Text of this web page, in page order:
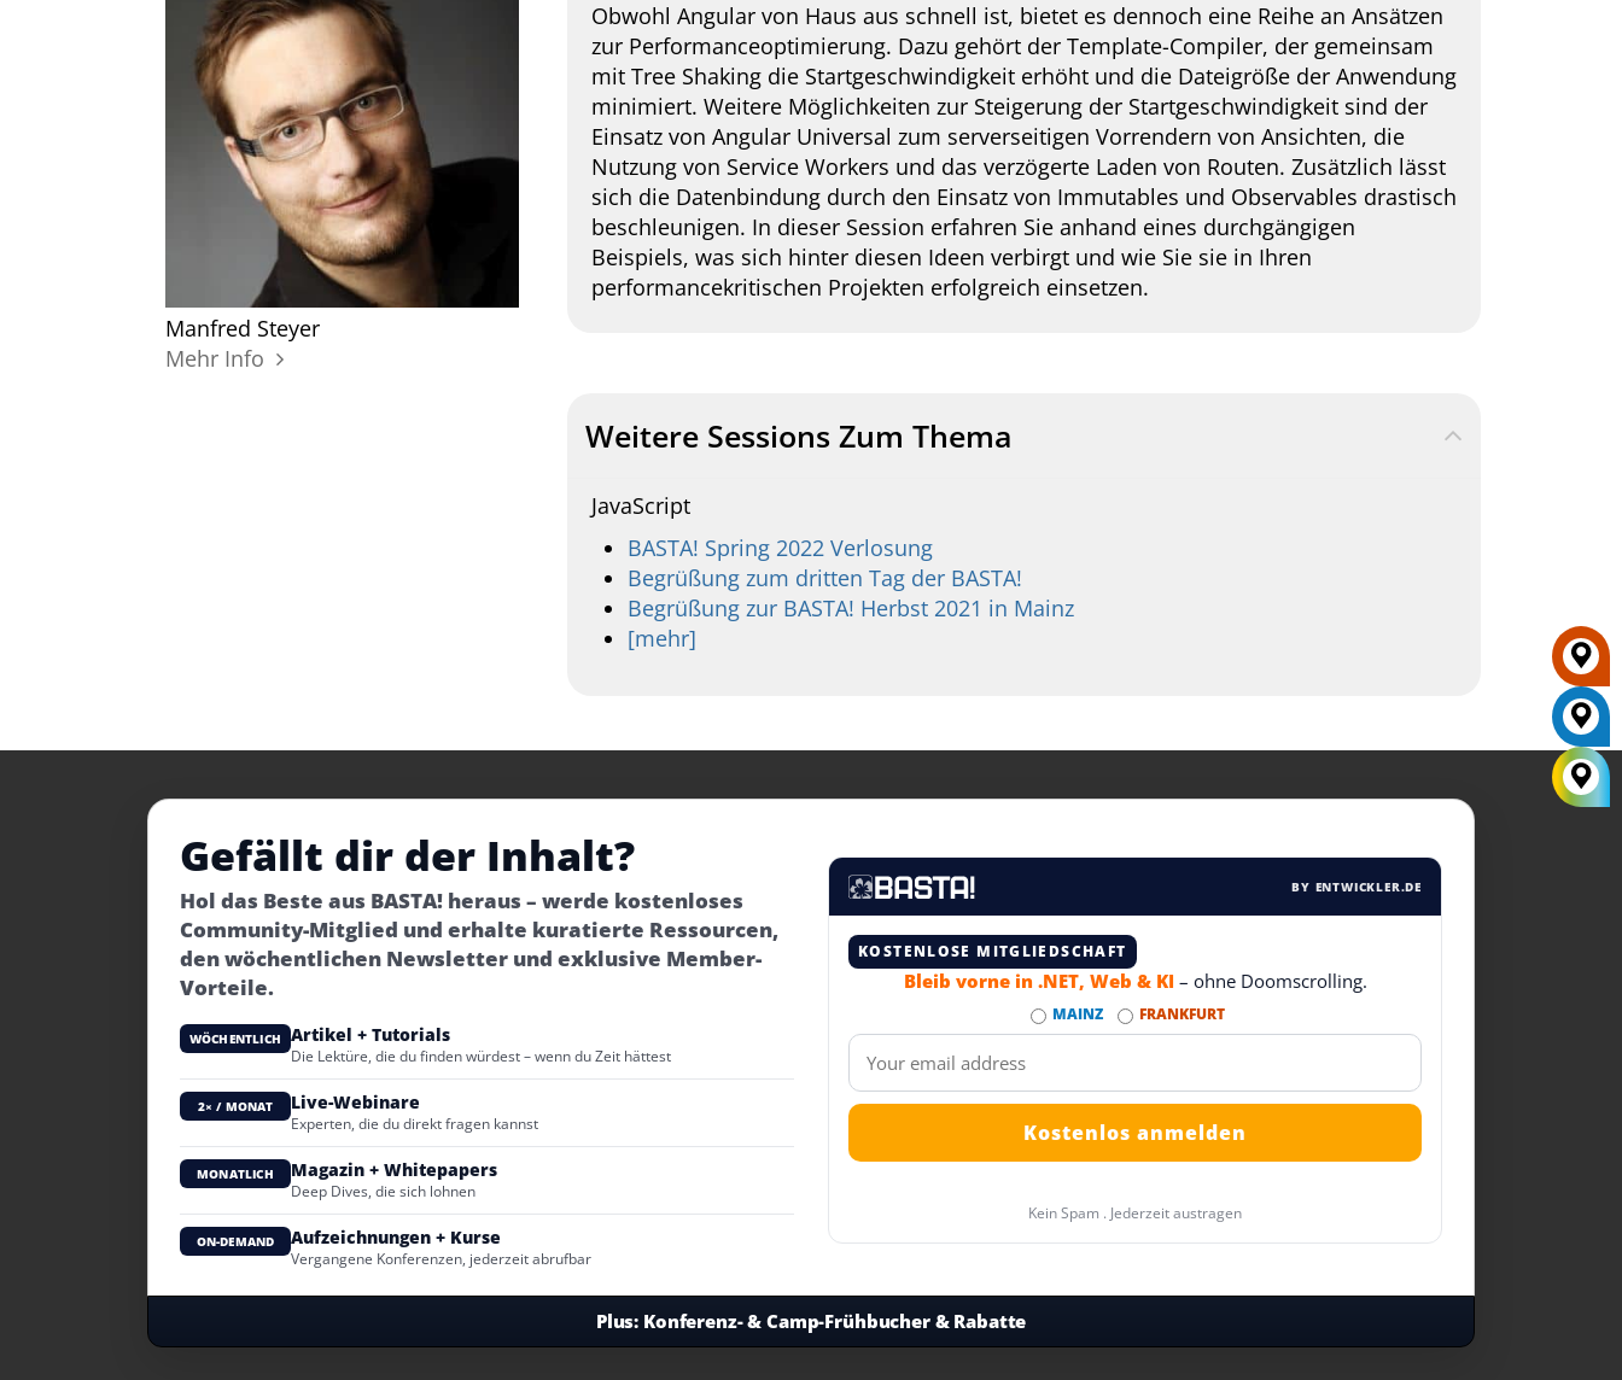
Manfred Steyer
Mehr Info
Obwohl Angular von Haus aus schnell ist, bietet es dennoch eine Reihe an Ansätzen
zur Performanceoptimierung. Dazu gehört der Template-Compiler, der gemeinsam
mit Tree Shaking die Startgeschwindigkeit erhöht und die Dateigröße der Anwendung
minimiert. Weitere Möglichkeiten zur Steigerung der Startgeschwindigkeit sind der
Einsatz von Angular Universal zum serverseitigen Vorrendern von Ansichten, die
Nutzung von Service Workers und das verzögerte Laden von Routen. Zusätzlich lässt
sich die Datenbindung durch den Einsatz von Immutables und Observables drastisch
beschleunigen. In dieser Session erfahren Sie anhand eines durchgängigen
Beispiels, was sich hinter diesen Ideen verbirgt und wie Sie sie in Ihren
performancekritischen Projekten erfolgreich einsetzen.
Weitere Sessions Zum Thema
JavaScript
BASTA! Spring 2022 Verlosung
Begrüßung zum dritten Tag der BASTA!
Begrüßung zur BASTA! Herbst 2021 in Mainz
[mehr]
Gefällt dir der Inhalt?
Hol das Beste aus BASTA! heraus – werde kostenloses
Community-Mitglied und erhalte kuratierte Ressourcen,
den wöchentlichen Newsletter und exklusive Member-
Vorteile.
WÖCHENTLICH Artikel + Tutorials
Die Lektüre, die du finden würdest – wenn du Zeit hättest
2× / MONAT Live-Webinare
Experten, die du direkt fragen kannst
MONATLICH Magazin + Whitepapers
Deep Dives, die sich lohnen
ON-DEMAND Aufzeichnungen + Kurse
Vergangene Konferenzen, jederzeit abrufbar
BY ENTWICKLER.DE
KOSTENLOSE MITGLIEDSCHAFT
Bleib vorne in .NET, Web & KI – ohne Doomscrolling.
MAINZ FRANKFURT
Kein Spam . Jederzeit austragen
Plus: Konferenz- & Camp-Frühbucher & Rabatte